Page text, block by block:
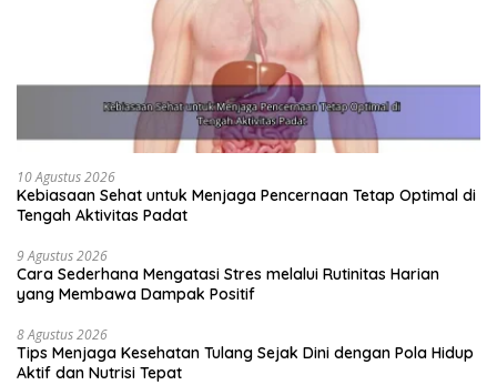
10 Agustus 2026
Kebiasaan Sehat untuk Menjaga Pencernaan Tetap Optimal di
Tengah Aktivitas Padat
9 Agustus 2026
Cara Sederhana Mengatasi Stres melalui Rutinitas Harian
yang Membawa Dampak Positif
8 Agustus 2026
Tips Menjaga Kesehatan Tulang Sejak Dini dengan Pola Hidup
Aktif dan Nutrisi Tepat